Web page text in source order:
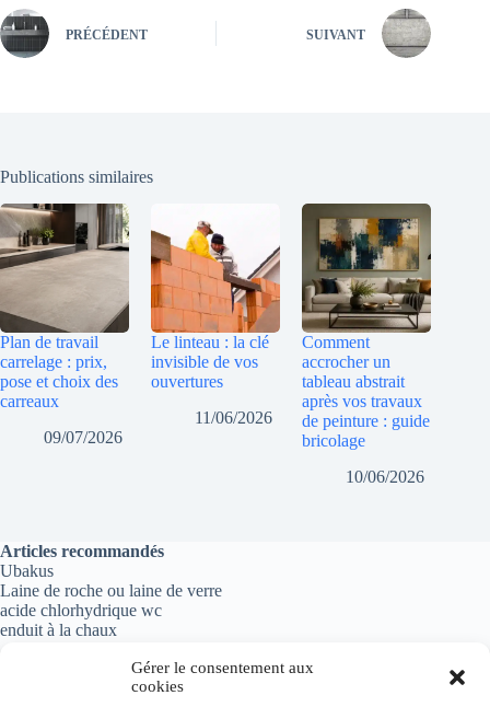
Gérer le consentement aux
cookies
PRÉCÉDENT SUIVANT
Publications similaires
Plan de travail
carrelage : prix,
pose et choix des
carreaux
09/07/2026
Le linteau : la clé
invisible de vos
ouvertures
11/06/2026
Comment
accrocher un
tableau abstrait
après vos travaux
de peinture : guide
bricolage
10/06/2026
Articles recommandés
Ubakus
Laine de roche ou laine de verre
acide chlorhydrique wc
enduit à la chaux